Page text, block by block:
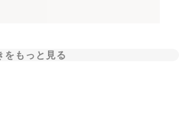
をもっと見る